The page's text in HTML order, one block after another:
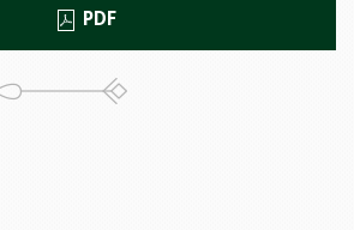
PDF